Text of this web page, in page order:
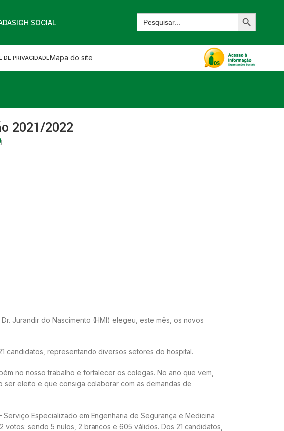
IGH SOCIAL
DE PRIVACIDADEMapa do site
2021/2022
Jurandir do Nascimento (HMI) elegeu, este mês, os novos
candidatos, representando diversos setores do hospital.
no nosso trabalho e fortalecer os colegas. No ano que vem,
ser eleito e que consiga colaborar com as demandas de
Especializado em Engenharia de Segurança e Medicina
sendo 5 nulos, 2 brancos e 605 válidos. Dos 21 candidatos,